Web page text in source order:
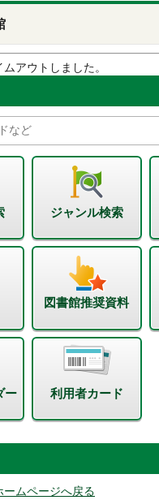
アウトしました。
ジャンル検索
図書館推奨資料
ー 利用者カード
ムページへ戻る